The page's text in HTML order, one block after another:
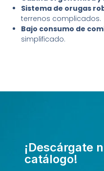
Sistema de orugas
terrenos complicados.
Bajo consumo de
simplificado.
¡Descárgate
catálogo!